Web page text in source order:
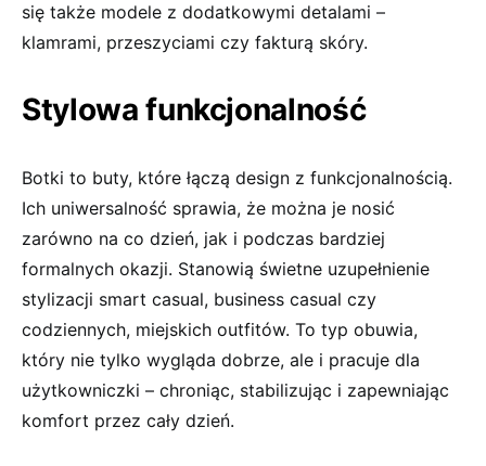
się także modele z dodatkowymi detalami –
klamrami, przeszyciami czy fakturą skóry.
Stylowa funkcjonalność
Botki to buty, które łączą design z funkcjonalnością.
Ich uniwersalność sprawia, że można je nosić
zarówno na co dzień, jak i podczas bardziej
formalnych okazji. Stanowią świetne uzupełnienie
stylizacji smart casual, business casual czy
codziennych, miejskich outfitów. To typ obuwia,
który nie tylko wygląda dobrze, ale i pracuje dla
użytkowniczki – chroniąc, stabilizując i zapewniając
komfort przez cały dzień.